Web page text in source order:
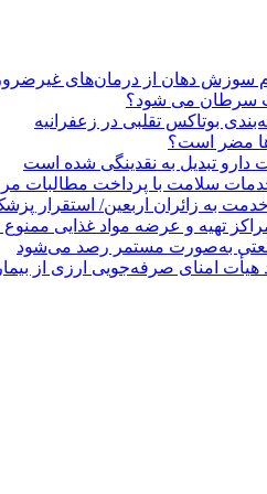
سوزش دهان از درمان‌های
سرطان می شود؟
بوتاکس تقلبی در زعفرانیه
مضر است؟
خدمات سلامت با پرداخت مطالبات
تهیه و عرضه مواد غذایی
به‌صورت مستمر رصد می‌شود
هیأت امنای صرفه‌جویی ارزی از